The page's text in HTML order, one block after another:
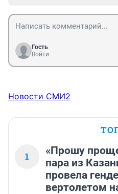
Гость
Войти
Новости СМИ2
1
«Прошу
пара из
провела
вертолетом